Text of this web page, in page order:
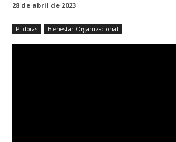
28 de abril de 2023
Píldoras Bienestar Organizacional